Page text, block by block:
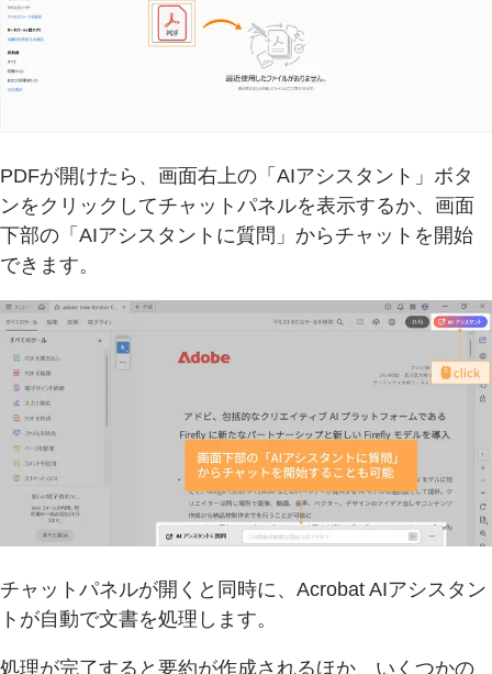
PDFが開けたら、画面右上の「AIアシスタント」ボタ
ンをクリックしてチャットパネルを表示するか、画面
下部の「AIアシスタントに質問」からチャットを開始
できます。
チャットパネルが開くと同時に、Acrobat AIアシスタン
トが自動で文書を処理します。
処理が完了すると要約が作成されるほか、いくつかの